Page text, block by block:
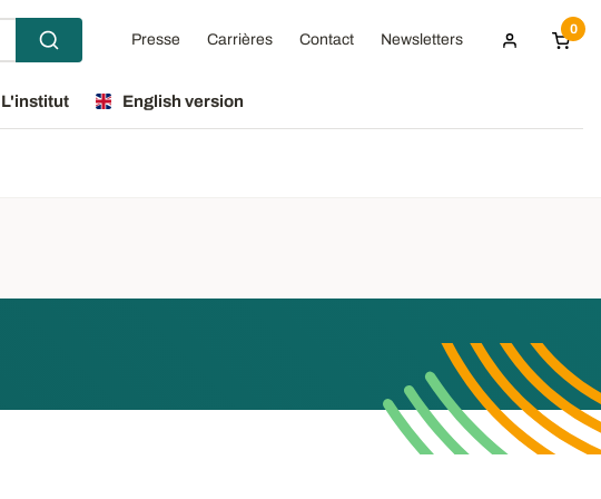
Presse Carrières Contact Newsletters
0
L'institut English version